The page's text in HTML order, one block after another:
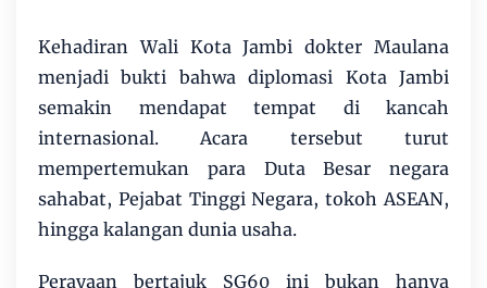
Kehadiran Wali Kota Jambi dokter Maulana
menjadi bukti bahwa diplomasi Kota Jambi
semakin mendapat tempat di kancah
internasional. Acara tersebut turut
mempertemukan para Duta Besar negara
sahabat, Pejabat Tinggi Negara, tokoh ASEAN,
hingga kalangan dunia usaha.
Perayaan bertajuk SG60 ini bukan hanya